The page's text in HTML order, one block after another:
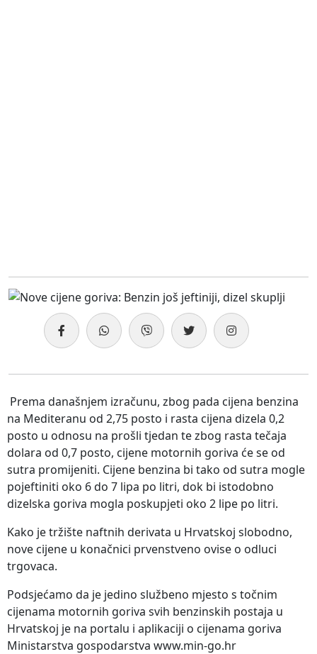
Prema današnjem izračunu, zbog pada cijena benzina
na Mediteranu od 2,75 posto i rasta cijena dizela 0,2
posto u odnosu na prošli tjedan te zbog rasta tečaja
dolara od 0,7 posto, cijene motornih goriva će se od
sutra promijeniti. Cijene benzina bi tako od sutra mogle
pojeftiniti oko 6 do 7 lipa po litri, dok bi istodobno
dizelska goriva mogla poskupjeti oko 2 lipe po litri.
Kako je tržište naftnih derivata u Hrvatskoj slobodno,
nove cijene u konačnici prvenstveno ovise o odluci
trgovaca.
Podsjećamo da je jedino službeno mjesto s točnim
cijenama motornih goriva svih benzinskih postaja u
Hrvatskoj je na portalu i aplikaciji o cijenama goriva
Ministarstva gospodarstva www.min-go.hr